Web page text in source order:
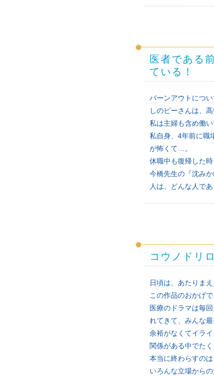
医者である
ている！
バーンアウトについ
しのピーさんは、
私は主婦も含め働
私自身、4年前に職
が怖くて…。
休職中も復帰した
今橋先生の『沈み
人は、どんな人で
コウノドリ
日頃は、あたりま
この作品のおかげ
医療のドラマは毎
れてきて、みんな
余裕がなくてイラ
関係がある中でた
本当に終わらすの
いろんな立場から